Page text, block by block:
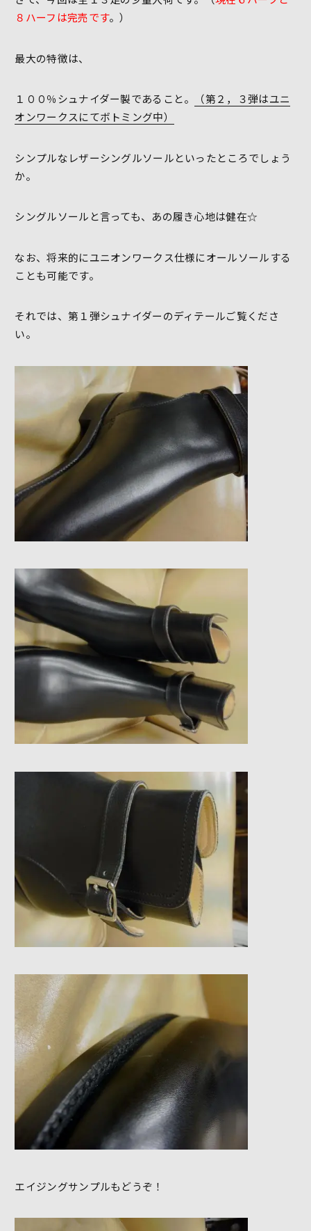
８ハーフは完売です。）
最大の特徴は、
１００％シュナイダー製であること。
（第２，３弾はユニ
オンワークスにてボトミング中）
シンプルなレザーシングルソールといったところでしょう
か。
シングルソールと言っても、あの履き心地は健在☆
なお、将来的にユニオンワークス仕様にオールソールする
ことも可能です。
それでは、第１弾シュナイダーのディテールご覧くださ
い。
エイジングサンプルもどうぞ！